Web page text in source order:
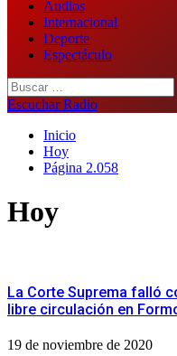
Audios
Internacional
Deporte
Espectáculo
Buscar:
Escuchar Radio
Inicio
Hoy
Página 2.058
Hoy
La Corte Suprema falló
libre circulación en
19 de noviembre de 2020